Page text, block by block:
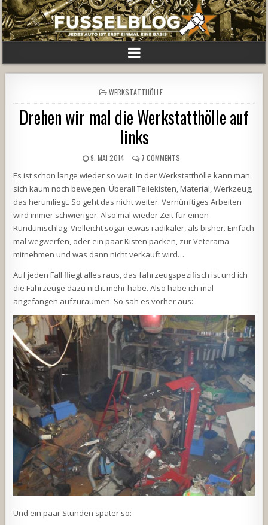
POSTED
IN
WERKSTATTHÖLLE
Drehen wir mal die Werkstatthölle auf
links
9. MAI 2014 7 COMMENTS
Es ist schon lange wieder so weit: In der Werkstatthölle kann man
sich kaum noch bewegen. Überall Teilekisten, Material, Werkzeug,
das herumliegt. So geht das nicht weiter. Vernünftiges Arbeiten
wird immer schwieriger. Also mal wieder Zeit für einen
Rundumschlag. Vielleicht sogar etwas radikaler, als bisher. Einfach
mal wegwerfen, oder ein paar Kisten packen, zur Veterama
mitnehmen und was dann nicht verkauft wird…
Auf jeden Fall fliegt alles raus, das fahrzeugspezifisch ist und ich
die Fahrzeuge dazu nicht mehr habe. Also habe ich mal
angefangen aufzuräumen. So sah es vorher aus:
Und ein paar Stunden später so: